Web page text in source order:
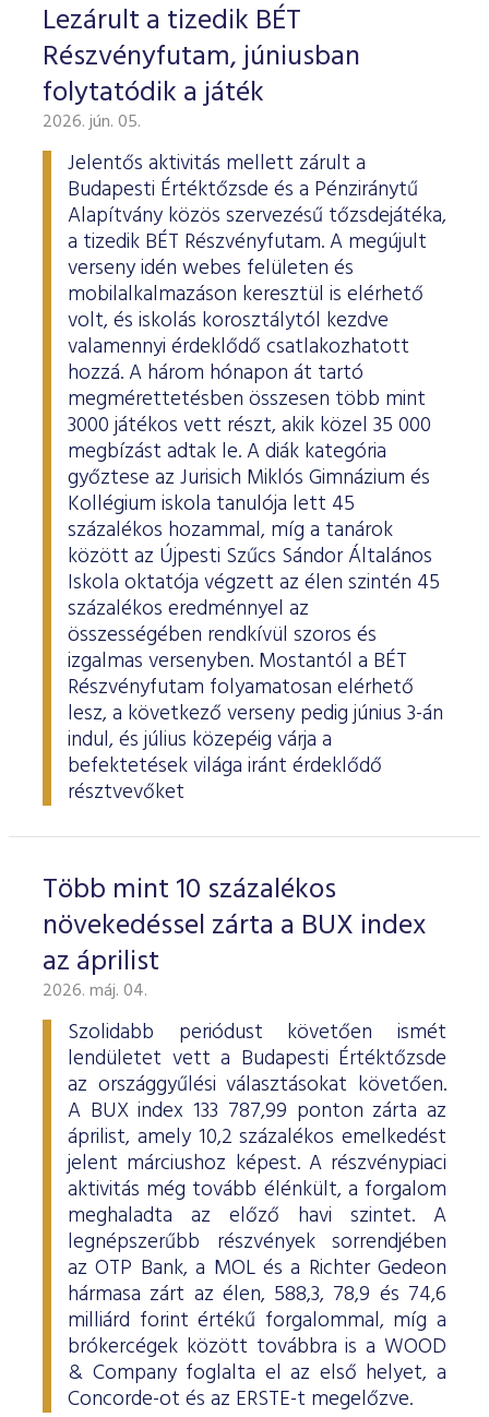
Lezárult a tizedik BÉT
Részvényfutam, júniusban
folytatódik a játék
2026. jún. 05.
Jelentős aktivitás mellett zárult a
Budapesti Értéktőzsde és a Pénziránytű
Alapítvány közös szervezésű tőzsdejátéka,
a tizedik BÉT Részvényfutam. A megújult
verseny idén webes felületen és
mobilalkalmazáson keresztül is elérhető
volt, és iskolás korosztálytól kezdve
valamennyi érdeklődő csatlakozhatott
hozzá. A három hónapon át tartó
megmérettetésben összesen több mint
3000 játékos vett részt, akik közel 35 000
megbízást adtak le. A diák kategória
győztese az Jurisich Miklós Gimnázium és
Kollégium iskola tanulója lett 45
százalékos hozammal, míg a tanárok
között az Újpesti Szűcs Sándor Általános
Iskola oktatója végzett az élen szintén 45
százalékos eredménnyel az
összességében rendkívül szoros és
izgalmas versenyben. Mostantól a BÉT
Részvényfutam folyamatosan elérhető
lesz, a következő verseny pedig június 3-án
indul, és július közepéig várja a
befektetések világa iránt érdeklődő
résztvevőket
Több mint 10 százalékos
növekedéssel zárta a BUX index
az áprilist
2026. máj. 04.
Szolidabb periódust követően ismét
lendületet vett a Budapesti Értéktőzsde
az országgyűlési választásokat követően.
A BUX index 133 787,99 ponton zárta az
áprilist, amely 10,2 százalékos emelkedést
jelent márciushoz képest. A részvénypiaci
aktivitás még tovább élénkült, a forgalom
meghaladta az előző havi szintet. A
legnépszerűbb részvények sorrendjében
az OTP Bank, a MOL és a Richter Gedeon
hármasa zárt az élen, 588,3, 78,9 és 74,6
milliárd forint értékű forgalommal, míg a
brókercégek között továbbra is a WOOD
& Company foglalta el az első helyet, a
Concorde-ot és az ERSTE-t megelőzve.